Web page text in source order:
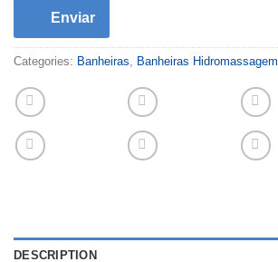
Enviar
Categories: Banheiras, Banheiras Hidromassagem
DESCRIPTION